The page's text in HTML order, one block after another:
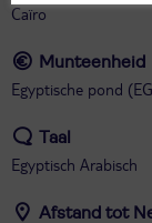
Caïro
Munteenheid
Egyptische pond
Taal
Egyptisch Arabisch
Afstand tot